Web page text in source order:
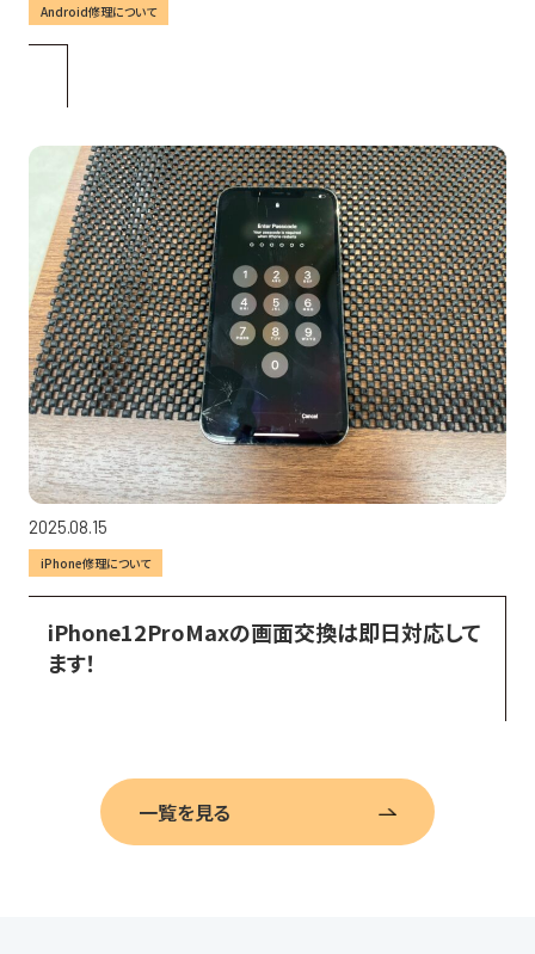
Android修理について
2025.08.15
iPhone修理について
iPhone12ProMaxの画面交換は即日対応して
ます！
一覧を見る